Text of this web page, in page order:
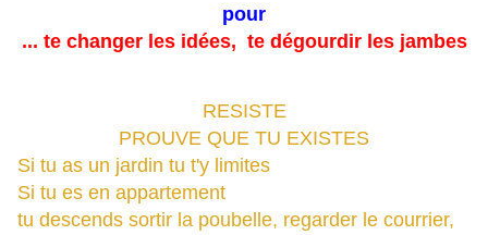
pour
... te changer les idées, te dégourdir les jambes
RESISTE
PROUVE QUE TU EXISTES
Si tu as un jardin tu t'y limites
Si tu es en appartement
tu descends sortir la poubelle, regarder le courrier,